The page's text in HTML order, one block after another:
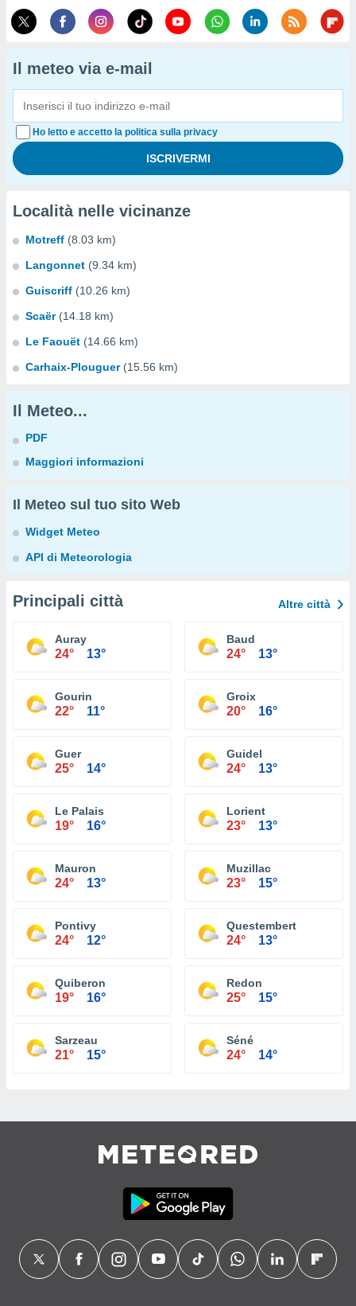
Il meteo via e-mail
Ho letto e accetto la politica sulla privacy
Località nelle vicinanze
Motreff (8.03 km)
Langonnet (9.34 km)
Guiscriff (10.26 km)
Scaër (14.18 km)
Le Faouët (14.66 km)
Carhaix-Plouguer (15.56 km)
Il Meteo...
PDF
Maggiori informazioni
Il Meteo sul tuo sito Web
Widget Meteo
API di Meteorologia
Principali città Altre città
Auray
24° 13°
Baud
24° 13°
Gourin
22° 11°
Groix
20° 16°
Guer
25° 14°
Guidel
24° 13°
Le Palais
19° 16°
Lorient
23° 13°
Mauron
24° 13°
Muzillac
23° 15°
Pontivy
24° 12°
Questembert
24° 13°
Quiberon
19° 16°
Redon
25° 15°
Sarzeau
21° 15°
Séné
24° 14°